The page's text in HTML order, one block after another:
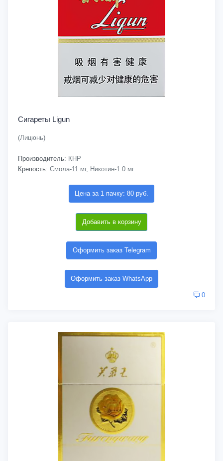
Сигареты Ligun
(Лицюнь)
Производитель: КНР
Крепость: Смола-11 мг, Никотин-1.0 мг
Цена за 1 пачку: 80 руб.
Добавить в корзину
Оформить заказ Telegram
Оформить заказ WhatsApp
0